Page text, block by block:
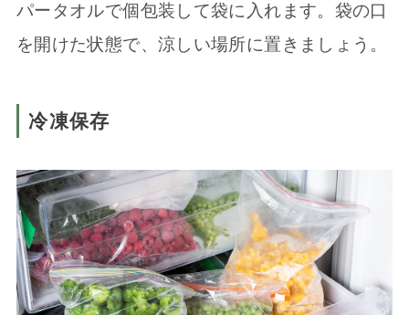
パータオルで個包装して袋に入れます。袋の口
を開けた状態で、涼しい場所に置きましょう。
冷凍保存